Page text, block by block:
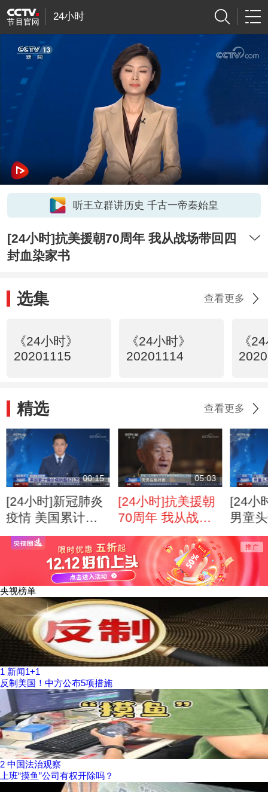
24小时
听王立群讲历史 千古一帝秦始皇
[24小时]抗美援朝70周年 我从战场带回四
封血染家书
选集 查看更多
《24小时》
20201115
《24小时》
20201114
《
精选 查看更多
00:15
[24小时]新冠肺炎
疫情 美国累计确
诊病例超821万例
05:03
[24小时]抗美援朝
70周年 我从战场
带回四封血染家书
[24小
男童
缝隙
险
央视榜单
1 新闻1+1
反制美国！中方公布5项措施
2 中国法治观察
上班“摸鱼”公司有权开除吗？